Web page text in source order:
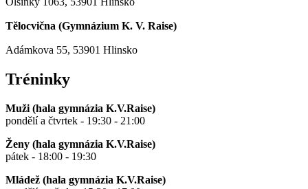
Tělocvična (Gymnázium K. V. Raise)
Adámkova 55, 53901 Hlinsko
Tréninky
Muži (hala gymnázia K.V.Raise)
pondělí a čtvrtek - 19:30 - 21:00
Ženy (hala gymnázia K.V.Raise)
pátek - 18:00 - 19:30
Mládež (hala gymnázia K.V.Raise)